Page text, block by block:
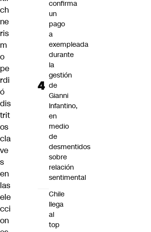
ch
ne
ris
m
o
pe
rdi
ó
dis
trit
os
cla
ve
s
en
las
ele
cci
on
confirma
un
pago
a
exempleada
durante
la
gestión
de
Gianni
Infantino,
en
medio
de
desmentidos
sobre
relación
sentimental
Chile
llega
al
top